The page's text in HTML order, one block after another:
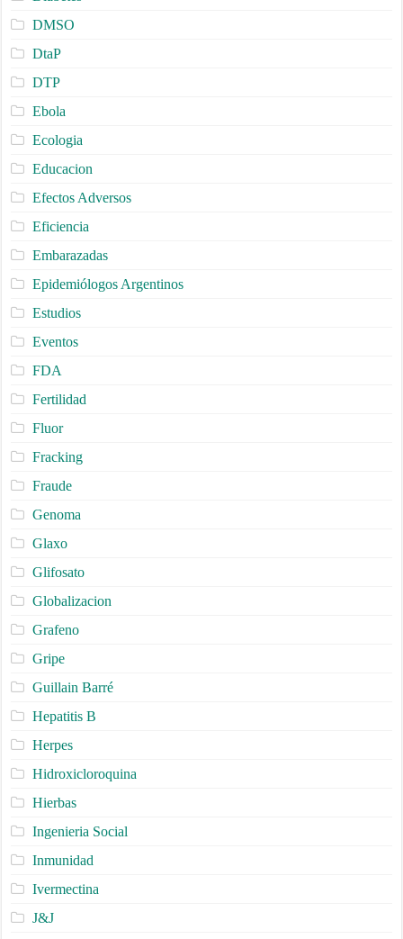
DMSO
DtaP
DTP
Ebola
Ecologia
Educacion
Efectos Adversos
Eficiencia
Embarazadas
Epidemiólogos Argentinos
Estudios
Eventos
FDA
Fertilidad
Fluor
Fracking
Fraude
Genoma
Glaxo
Glifosato
Globalizacion
Grafeno
Gripe
Guillain Barré
Hepatitis B
Herpes
Hidroxicloroquina
Hierbas
Ingenieria Social
Inmunidad
Ivermectina
J&J